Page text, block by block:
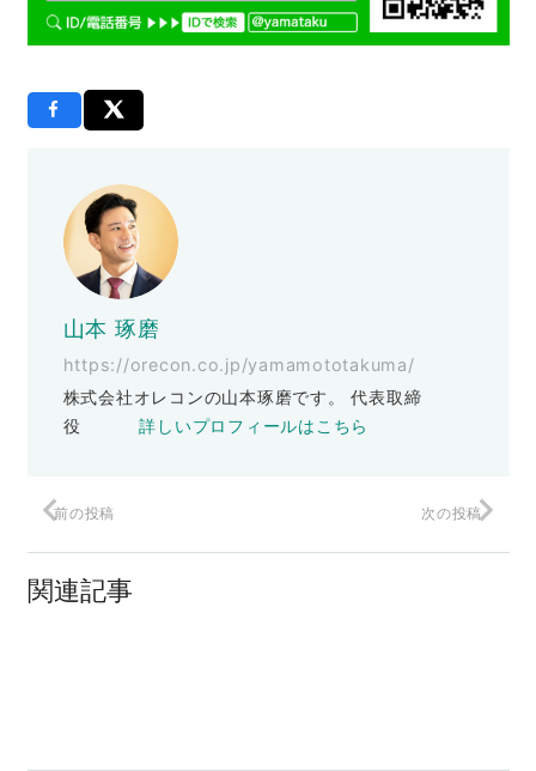
山本 琢磨
https://orecon.co.jp/yamamototakuma/
株式会社オレコンの山本琢磨です。 代表取締
役詳しいプロフィールはこちら
前の投稿 次の投稿
関連記事